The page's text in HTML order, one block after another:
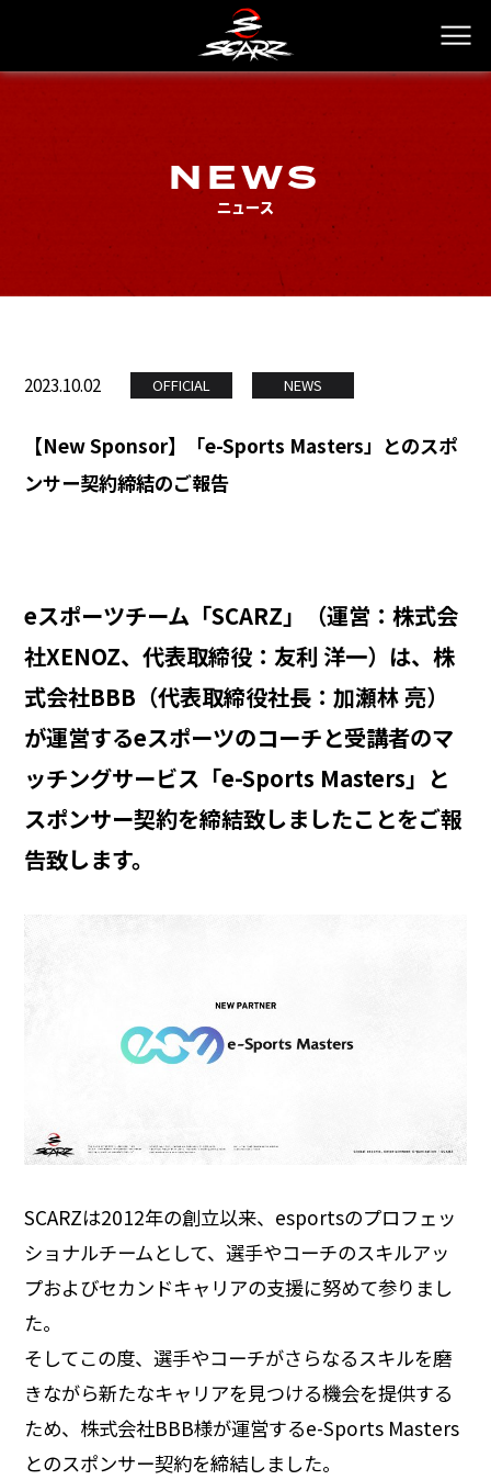
NEWS
ニュース
2023.10.02 OFFICIAL NEWS
【New Sponsor】「e-Sports Masters」とのスポ
ンサー契約締結のご報告
eスポーツチーム「SCARZ」（運営：株式会
社XENOZ、代表取締役：友利 洋一）は、株
式会社BBB（代表取締役社長：加瀬林 亮）
が運営するeスポーツのコーチと受講者のマ
ッチングサービス「e-Sports Masters」と
スポンサー契約を締結致しましたことをご報
告致します。
SCARZは2012年の創立以来、esportsのプロフェッ
ショナルチームとして、選手やコーチのスキルアッ
プおよびセカンドキャリアの支援に努めて参りまし
た。
そしてこの度、選手やコーチがさらなるスキルを磨
きながら新たなキャリアを見つける機会を提供する
ため、株式会社BBB様が運営するe-Sports Masters
とのスポンサー契約を締結しました。